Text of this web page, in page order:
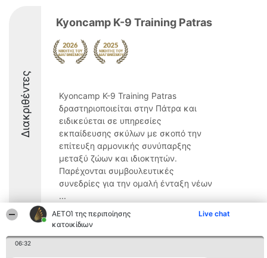
ΑΕΤΟΊ της περιποίησης
κατοικίδιων
Live chat
06:32
Διακριθέντες
Kyoncamp K-9 Training Patras
Kyoncamp K-9 Training Patras
δραστηριοποιείται στην Πάτρα και
ειδικεύεται σε υπηρεσίες
εκπαίδευσης σκύλων με σκοπό την
επίτευξη αρμονικής συνύπαρξης
μεταξύ ζώων και ιδιοκτητών.
Παρέχονται συμβουλευτικές
συνεδρίες για την ομαλή ένταξη νέων
...
8.8